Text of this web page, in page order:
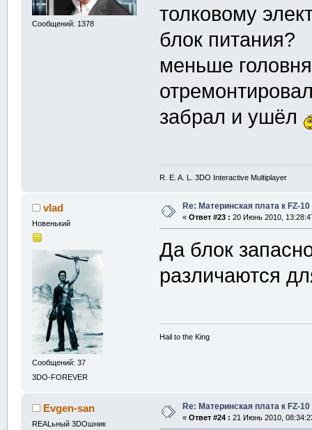
Сообщений: 1378
толковому
блок питания?
меньше
забрал и ушёл
R. E. A. L. 3DO Interactive Multiplayer
vlad
Новенький
Сообщений: 37
3DO-FOREVER
Re: Материнская плата к FZ-10
« Ответ #23 : 20 Июнь 2010,
Да блок
различаются
Hail to the King
Evgen-san
REALьный 3DOшник
Re: Материнская плата к FZ-10
« Ответ #24 : 21 Июнь 2010,